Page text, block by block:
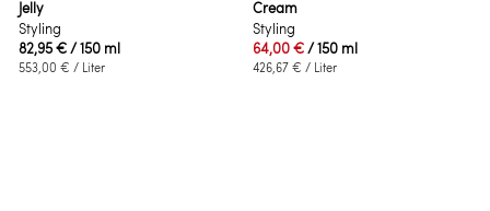
Jelly
Styling
82,95 €/ 150 ml
553,00 € / Liter
Cream
Styling
64,00 €/ 150 ml
426,67 € / Liter